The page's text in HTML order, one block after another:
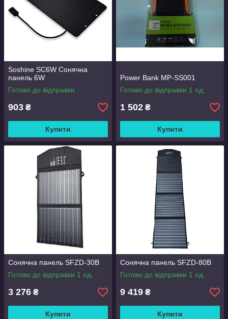
Soshine SC6W Сонячна
панель 6W
Готово до відправки
903 ₴
Купити
Power Bank MP-SS001
Готово до відправки 1 од.
1 502 ₴
Купити
Сонячна панель SFZD-30B
Готово до відправки 1 од.
3 276 ₴
Купити
Сонячна панель SFZD-80B
Готово до відправки 1 од.
9 419 ₴
Купити